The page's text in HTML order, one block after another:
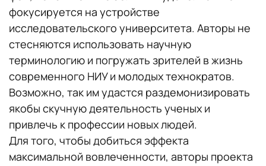
фокусируется на устройстве
исследовательского университета. Авторы не
стесняются использовать научную
терминологию и погружать зрителей в жизнь
современного НИУ и молодых технократов.
Возможно, так им удастся раздемонизировать
якобы скучную деятельность ученых и
привлечь к профессии новых людей.
Для того, чтобы добиться эффекта
максимальной вовлеченности, авторы проекта